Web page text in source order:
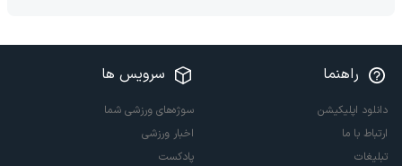
راهنما
دانلود اپلیکیشن
ارتباط با ما
تبلیغات
سرویس ها
سوژه‌های ورزشی شما
اخبار ورزشی
پادکست